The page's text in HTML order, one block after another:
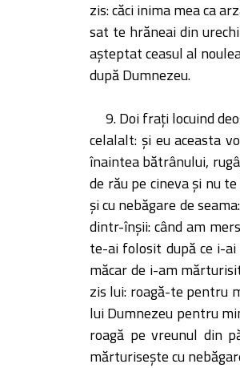
zis: căci inima mea ca
sat te hrăneai din
aşteptat ceasul al
după Dumnezeu.
9. Doi fraţi locuind
celalalt: şi eu aceasta
înaintea bătrânului,
de rău pe cineva şi nu
şi cu nebăgare de
dintr-înşii: când am
te-ai folosit după ce i-
măcar de i-am
zis lui: roagă-te pentru
lui Dumnezeu pentru
roagă pe vreunul din
mărturiseşte cu